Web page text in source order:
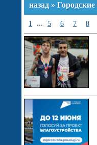
назад » Городские
1 ... 5 6 7 8